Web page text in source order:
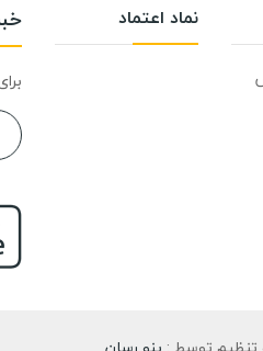
نماد اعتماد